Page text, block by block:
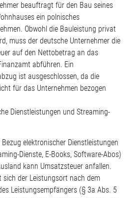
beauftragt für den Bau seines
ein polnisches
Obwohl die Bauleistung privat
muss der deutsche Unternehmer die
auf den Nettobetrag an das
abführen. Ein
ist ausgeschlossen, da die
für das Unternehmen bezogen
Dienstleistungen und Streaming-
elektronischer Dienstleistungen
Dienste, E-Books, Software-Abos)
kann Umsatzsteuer anfallen.
sich der Leistungsort nach dem
Leistungsempfängers (§ 3a Abs. 5